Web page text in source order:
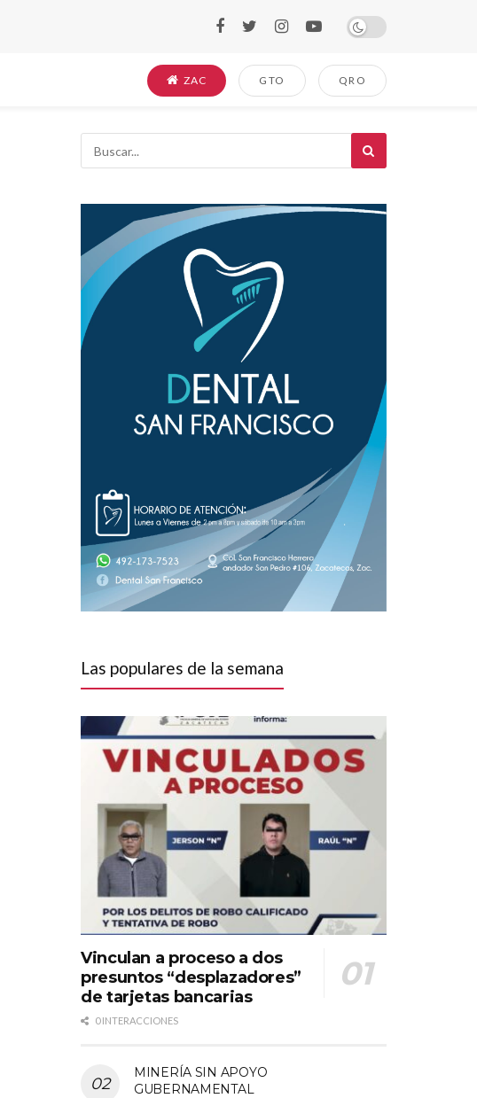
ZAC GTO QRO
Las populares de la semana
Vinculan a proceso a dos
presuntos “desplazadores”
de tarjetas bancarias
0 INTERACCIONES
MINERÍA SIN APOYO
GUBERNAMENTAL